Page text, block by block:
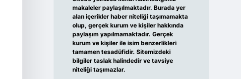
makaleler paylaşılmaktadır. Burada yer
alan içerikler haber niteliği taşımamakta
olup, gerçek kurum ve kişiler hakkında
paylaşım yapılmamaktadır. Gerçek
kurum ve kişiler ile isim benzerlikleri
tamamen tesadüfidir. Sitemizdeki
bilgiler taslak halindedir ve tavsiye
niteliği taşımazlar.